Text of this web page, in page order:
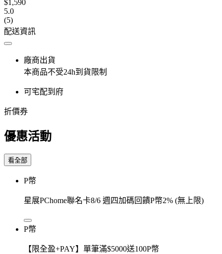
$1,590
5.0
(5)
配送資訊
廠商出貨
本商品不受24h到貨限制
可宅配到府
折價券
優惠活動
看全部
P幣
星展PChome聯名卡8/6 週四加碼回饋P幣2% (無上限)
P幣
【限全盈+PAY】單筆滿$5000送100P幣